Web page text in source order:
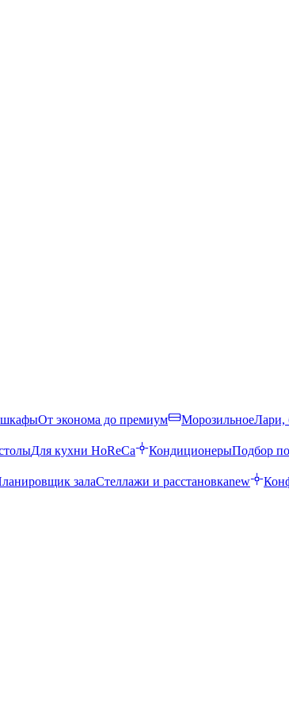
шкафыОт эконома до премиум МорозильноеЛари,
Для кухни HoReCa КондиционерыПодбор
залаСтеллажи и расстановкаnew